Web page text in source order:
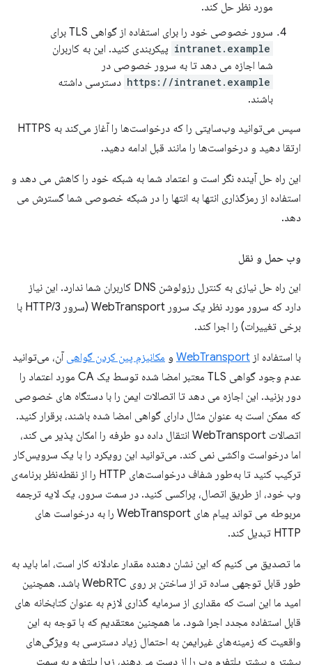
مورد نظر حل کند.
سرور خصوصی خود را برای استفاده از گواهی TLS برای
intranet.example پیکربندی کنید. این به کاربران
شما اجازه می دهد تا به سرور خصوصی در
https://intranet.example دسترسی داشته
باشند.
سپس می‌توانید وب‌سایتی را که درخواست‌ها را آغاز می‌کند به HTTPS
ارتقا دهید و درخواست‌ها را مانند قبل ادامه دهید.
این راه حل آینده نگر است و اعتماد شما به شبکه خود را کاهش می دهد و
استفاده از رمزگذاری انتها به انتها را در شبکه خصوصی شما گسترش می
دهد.
وب حمل و نقل
این راه حل نیازی به کنترل رزولوشن DNS کاربران شما ندارد. این نیاز
دارد که سرور مورد نظر یک سرور WebTransport (سرور HTTP/3 با
برخی تغییرات) را اجرا کند.
با استفاده از WebTransport و مکانیزم پین کردن گواهی آن، می‌توانید
عدم وجود گواهی TLS معتبر امضا شده توسط یک CA مورد اعتماد را
دور بزنید. این اجازه می دهد تا اتصالات ایمن را با دستگاه های خصوصی
که ممکن است به عنوان مثال دارای گواهی امضا شده باشند، برقرار کنید.
اتصالات WebTransport انتقال داده دو طرفه را امکان پذیر می کند،
اما درخواست واکشی نمی کند. می‌توانید این رویکرد را با یک سرویس‌کار
ترکیب کنید تا به‌طور شفاف درخواست‌های HTTP را از نقطه‌نظر برنامه‌ی
وب خود، از طریق اتصال، پراکسی کنید. در سمت سرور، یک لایه ترجمه
مربوطه می تواند پیام های WebTransport را به درخواست های
HTTP تبدیل کند.
ما تصدیق می کنیم که این نشان دهنده مقدار عادلانه کار است، اما باید به
طور قابل توجهی ساده تر از ساختن بر روی WebRTC باشد. همچنین
امید ما این است که مقداری از سرمایه گذاری لازم به عنوان کتابخانه های
قابل استفاده مجدد اجرا شود. ما همچنین معتقدیم که با توجه به این
واقعیت که زمینه‌های غیرایمن به احتمال زیاد دسترسی به ویژگی‌های
بیشتر و بیشتر پلتفرم وب را از دست می‌دهند، زیرا پلتفرم به سمت